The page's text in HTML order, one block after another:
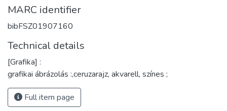
MARC identifier
bibFSZ01907160
Technical details
[Grafika] :
grafikai ábrázolás :,ceruzarajz, akvarell, színes ;
Full item page